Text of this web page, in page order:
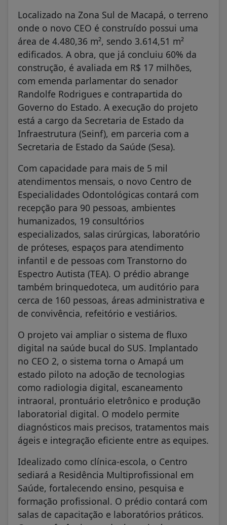
Localizado na Zona Sul de Macapá, o terreno
onde o novo CEO é construído possui uma
área de 4.480,36 m², sendo 3.614,51 m²
edificados. A obra, que já concluiu 60% da
construção, é avaliada em R$ 17 milhões,
com emenda parlamentar do senador
Randolfe Rodrigues e contrapartida do
Governo do Estado. A execução do projeto
está a cargo da Secretaria de Estado da
Infraestrutura (Seinf), em parceria com a
Secretaria de Estado da Saúde (Sesa).
Com capacidade para mais de 5 mil
atendimentos mensais, o novo Centro de
Especialidades Odontológicas contará com
recepção para 90 pessoas, ambientes
humanizados, 19 consultórios
especializados, salas cirúrgicas, laboratório
de próteses, espaços para atendimento
infantil e de pessoas com Transtorno do
Espectro Autista (TEA). O prédio abrange
também brinquedoteca, um auditório para
cerca de 160 pessoas, áreas administrativa e
de convivência, refeitório e vestiários.
O projeto vai ampliar o sistema de fluxo
digital na saúde bucal do SUS. Implantado
no CEO 2, o sistema torna o Amapá um
estado piloto na adoção de tecnologias
como radiologia digital, escaneamento
intraoral, prontuário eletrônico e produção
laboratorial digital. O modelo permite
diagnósticos mais precisos, tratamentos mais
ágeis e integração eficiente entre as equipes.
Idealizado como clínica-escola, o Centro
sediará a Residência Multiprofissional em
Saúde, fortalecendo ensino, pesquisa e
formação profissional. O prédio contará com
salas de capacitação e laboratórios práticos.